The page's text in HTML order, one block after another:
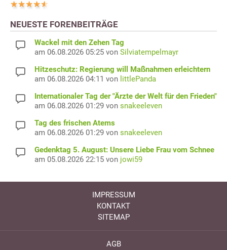
NEUESTE FORENBEITRÄGE
Wackel mit den Zehen Tag
am 06.08.2026 05:25 von Silviatempelmayr
Hitzeschutz: Regierung will Maßnahmen erleichtern
am 06.08.2026 04:11 von littlePanda
Internationaler Tag der "Ärzte der Welt für den Frieden"
am 06.08.2026 01:29 von snakeeleven
Tag des frischen Atems
am 06.08.2026 01:29 von snakeeleven
Gedenktag 5. August: Unsere Liebe Frau vom Schnee
am 05.08.2026 22:15 von jowi59
IMPRESSUM
KONTAKT
SITEMAP
AGB